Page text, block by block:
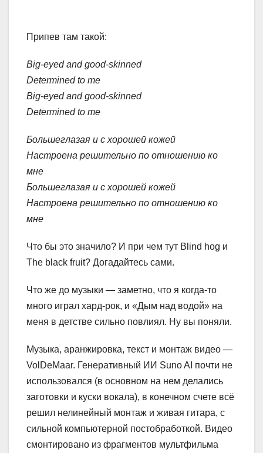
Припев там такой:
Big-eyed and good-skinned
Determined to me
Big-eyed and good-skinned
Determined to me
Большеглазая и с хорошей кожей
Настроена решительно по отношению ко
мне
Большеглазая и с хорошей кожей
Настроена решительно по отношению ко
мне
Что бы это значило? И при чем тут Blind hog и
The black fruit? Догадайтесь сами.
Что же до музыки — заметно, что я когда-то
много играл хард-рок, и «Дым над водой» на
меня в детстве сильно повлиял. Ну вы поняли.
Музыка, аранжировка, текст и монтаж видео —
VolDeMaar. Генеративный ИИ Suno AI почти не
использовался (в основном на нем делались
заготовки и куски вокала), в конечном счете всё
решил нелинейный монтаж и живая гитара, с
сильной компьютерной постобработкой. Видео
смонтировано из фрагментов мультфильма